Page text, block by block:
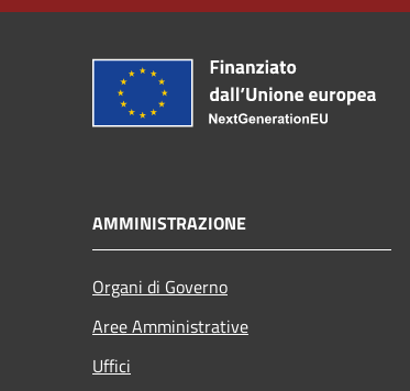
AMMINISTRAZIONE
Organi di Governo
Aree Amministrative
Uffici